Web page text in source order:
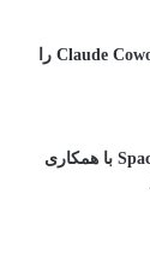
آنتروپیک نسخه وب و موبایل Claude Cowork را
مدل هوش مصنوعی جدید SpaceXAI با همکاری